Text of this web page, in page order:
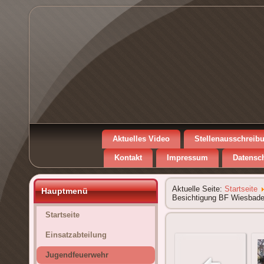
Aktuelles Video
Kontakt Impressum
Hauptmenü
Startseite
Einsatzabteilung
Jugendfeuerwehr
Aktuelle Seite: Startseite
Besichtigung BF